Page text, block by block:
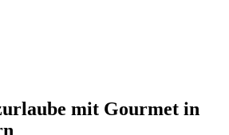
mit Gourmet in